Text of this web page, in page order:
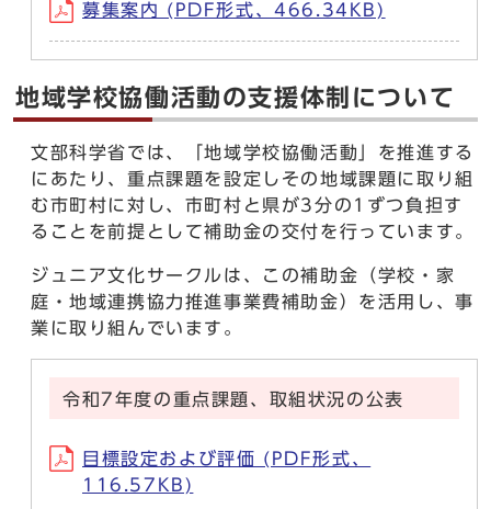
募集案内 (PDF形式、466.34KB)
地域学校協働活動の支援体制について
文部科学省では、「地域学校協働活動」を推進する
にあたり、重点課題を設定しその地域課題に取り組
む市町村に対し、市町村と県が3分の1ずつ負担す
ることを前提として補助金の交付を行っています。
ジュニア文化サークルは、この補助金（学校・家
庭・地域連携協力推進事業費補助金）を活用し、事
業に取り組んでいます。
令和7年度の重点課題、取組状況の公表
目標設定および評価 (PDF形式、
116.57KB)